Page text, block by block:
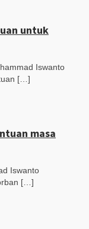
untuk
Iswanto
[…]
masa
Iswanto
[…]